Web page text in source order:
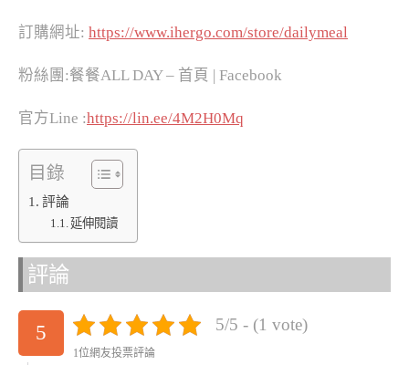
訂購網址: https://www.ihergo.com/store/dailymeal
粉絲團:餐餐ALL DAY – 首頁 | Facebook
官方Line :https://lin.ee/4M2H0Mq
目錄
評論
延伸閱讀
評論
5 5/5 - (1 vote)
1位網友投票評論